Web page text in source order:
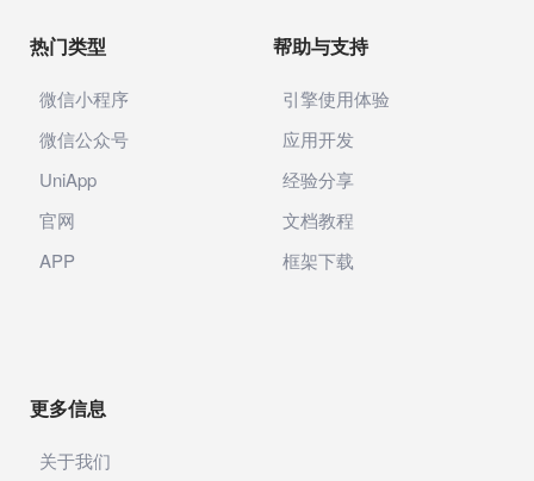
热门类型
微信小程序
微信公众号
UniApp
官网
APP
帮助与支持
引擎使用体验
应用开发
经验分享
文档教程
框架下载
更多信息
关于我们